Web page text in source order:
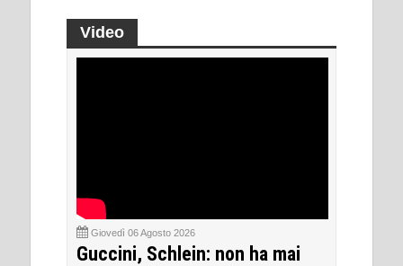
Video
Giovedì 06 Agosto 2026
Guccini, Schlein: non ha mai